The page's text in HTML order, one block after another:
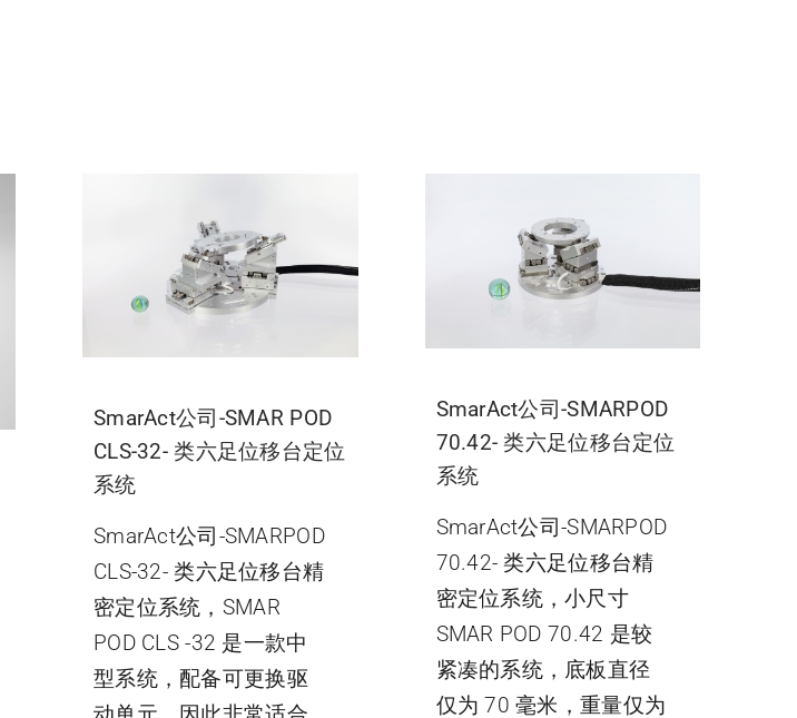
SmarAct公司-SMAR POD
CLS-32- 类六足位移台定位
系统
SmarAct公司-SMARPOD
CLS-32- 类六足位移台精
密定位系统，SMAR
POD CLS -32 是一款中
型系统，配备可更换驱
SmarAct公司-SMARPOD
70.42- 类六足位移台定位
系统
SmarAct公司-SMARPOD
70.42- 类六足位移台精
密定位系统，小尺寸
SMAR POD 70.42 是较
紧凑的系统，底板直径
仅为 70 毫米，重量仅为